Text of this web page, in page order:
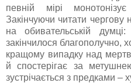
певній мірі
Закінчуючи читати
на обивательській
закінчилося благополучно,
кращому випадку над
й спостерігає за
зустрічається з предками